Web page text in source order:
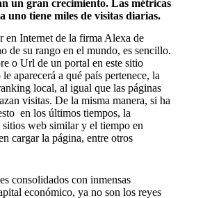
un gran crecimiento. Las métricas
uno tiene miles de visitas diarias.
en Internet de la firma Alexa de
de su rango en el mundo, es sencillo.
o Url de un portal en este sitio
aparecerá a qué país pertenece, la
local, al igual que las páginas
visitas. De la misma manera, si ha
en los últimos tiempos, la
web similar y el tiempo en
cargar la página, entre otros
consolidados con inmensas
económico, ya no son los reyes